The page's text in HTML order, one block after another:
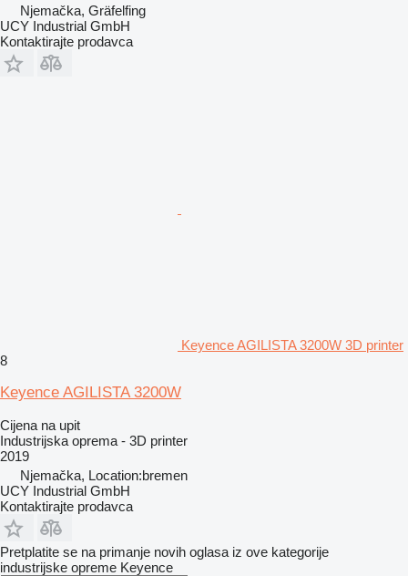
Njemačka, Gräfelfing
UCY Industrial GmbH
Kontaktirajte prodavca
Keyence AGILISTA 3200W 3D printer
8
Keyence AGILISTA 3200W
Cijena na upit
Industrijska oprema - 3D printer
2019
Njemačka, Location:bremen
UCY Industrial GmbH
Kontaktirajte prodavca
Pretplatite se na primanje novih oglasa iz ove kategorije
industrijske opreme Keyence